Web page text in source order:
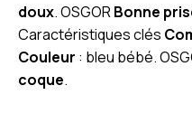
doux. OSGORBonne
Caractéristiques clés
Couleur : bleu bébé.
coque.